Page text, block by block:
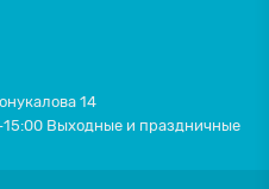
14
Выходные и праздничные